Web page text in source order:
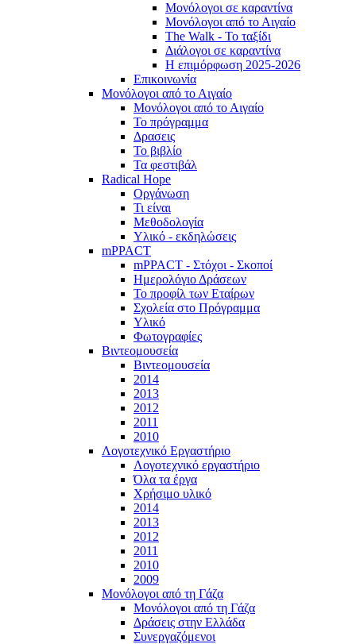
Μονόλογοι σε καραντίνα
Μονόλογοι από το Αιγαίο
The Walk - Το ταξίδι
Διάλογοι σε καραντίνα
Η επιμόρφωση 2025-2026
Επικοινωνία
Μονόλογοι από το Αιγαίο
Μονόλογοι από το Αιγαίο
Το πρόγραμμα
Δρασεις
Το βιβλίο
Τα φεστιβάλ
Radical Hope
Οργάνωση
Τι είναι
Μεθοδολογία
Υλικό - εκδηλώσεις
mPPACT
mPPACT - Στόχοι - Σκοποί
Ημερολόγιο Δράσεων
Το προφίλ των Εταίρων
Σχολεία στο Πρόγραμμα
Υλικό
Φωτογραφίες
Βιντεομουσεία
Βιντεομουσεία
2014
2013
2012
2011
2010
Λογοτεχνικό Εργαστήριο
Λογοτεχνικό εργαστήριο
Όλα τα έργα
Χρήσιμο υλικό
2014
2013
2012
2011
2010
2009
Μονόλογοι από τη Γάζα
Μονόλογοι από τη Γάζα
Δράσεις στην Ελλάδα
Συνεργαζόμενοι